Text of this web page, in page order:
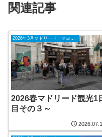
関連記事
2026春マドリード観光1
目その３～